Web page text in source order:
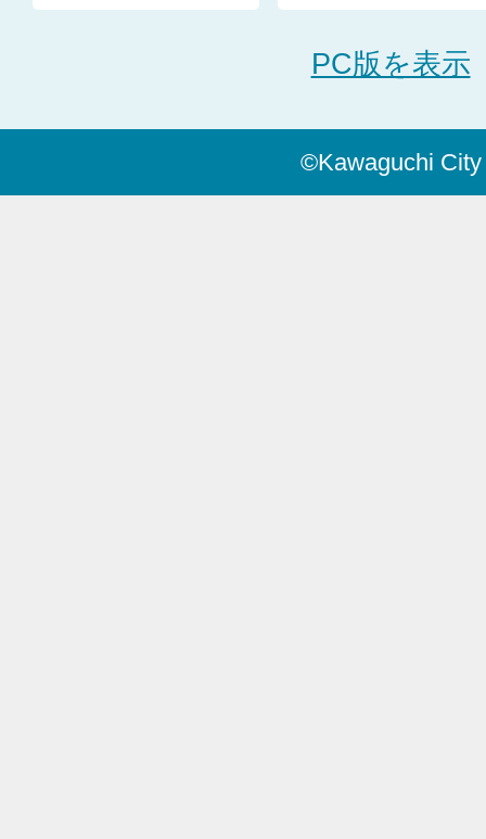
PC版を表示
©Kawaguchi City